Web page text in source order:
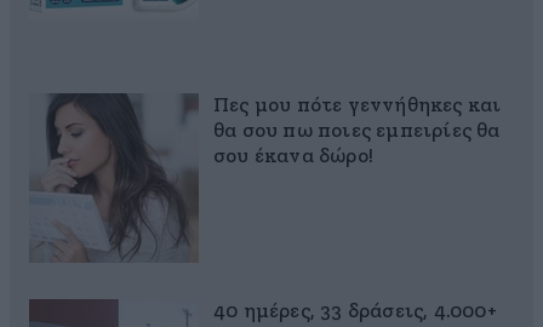
Πες μου πότε γεννήθηκες και
θα σου πω ποιες εμπειρίες θα
σου έκανα δώρο!
40 ημέρες, 33 δράσεις, 4.000+